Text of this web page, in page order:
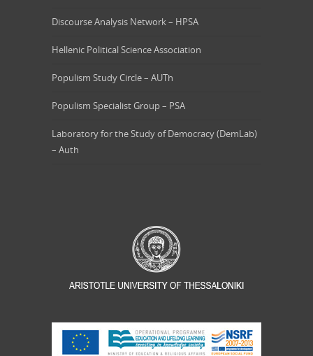
Discourse Analysis Network – HPSA
Hellenic Political Science Association
Populism Study Circle – AUTh
Populism Specialist Group – PSA
Laboratory for the Study of Democracy (DemLab)
– Auth